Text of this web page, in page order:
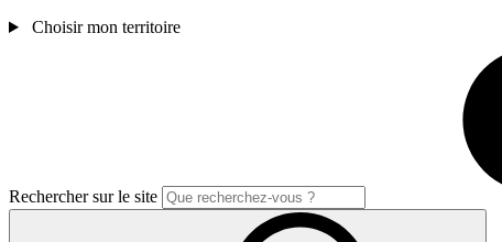
Choisir mon territoire
Rechercher sur le site